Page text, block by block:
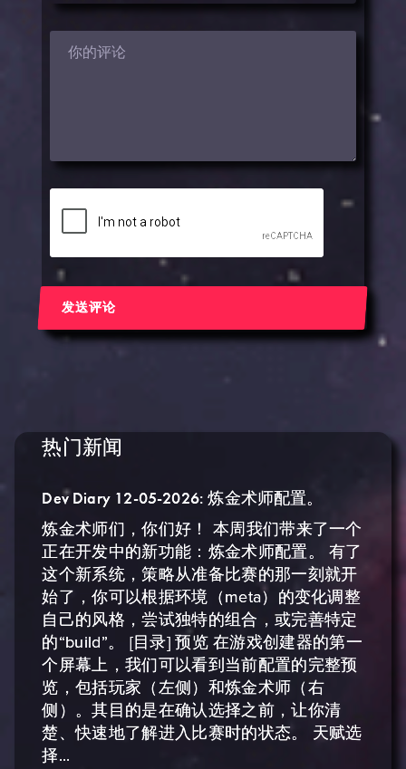
发送评论
热门新闻
Dev Diary 12-05-2026: 炼金术师配置。
炼金术师们，你们好！ 本周我们带来了一个
正在开发中的新功能：炼金术师配置。 有了
这个新系统，策略从准备比赛的那一刻就开
始了，你可以根据环境（meta）的变化调整
自己的风格，尝试独特的组合，或完善特定
的“build”。 [目录] 预览 在游戏创建器的第一
个屏幕上，我们可以看到当前配置的完整预
览，包括玩家（左侧）和炼金术师（右
侧）。其目的是在确认选择之前，让你清
楚、快速地了解进入比赛时的状态。 天赋选
择...